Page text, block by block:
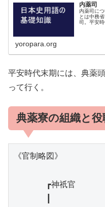
内薬司
内薬司に
とは中務
司。平安
yoropara.org
平安時代末期には、典薬
って行く。
典薬寮の組織と役
《官制略図》
┏神祇官